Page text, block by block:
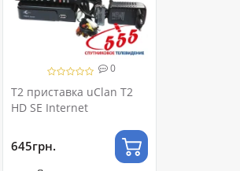
0
T2 приставка uClan T2
HD SE Internet
645грн.